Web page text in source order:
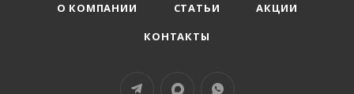
О КОМПАНИИ
СТАТЬИ
АКЦИИ
КОНТАКТЫ